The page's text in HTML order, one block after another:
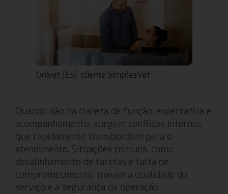
Univet (ES), cliente SimplesVet
Quando não há clareza de função, expectativa e
acompanhamento, surgem conflitos internos
que rapidamente transbordam para o
atendimento. Situações comuns, como
desalinhamento de tarefas e falta de
comprometimento, minam a qualidade do
serviço e a segurança da operação.